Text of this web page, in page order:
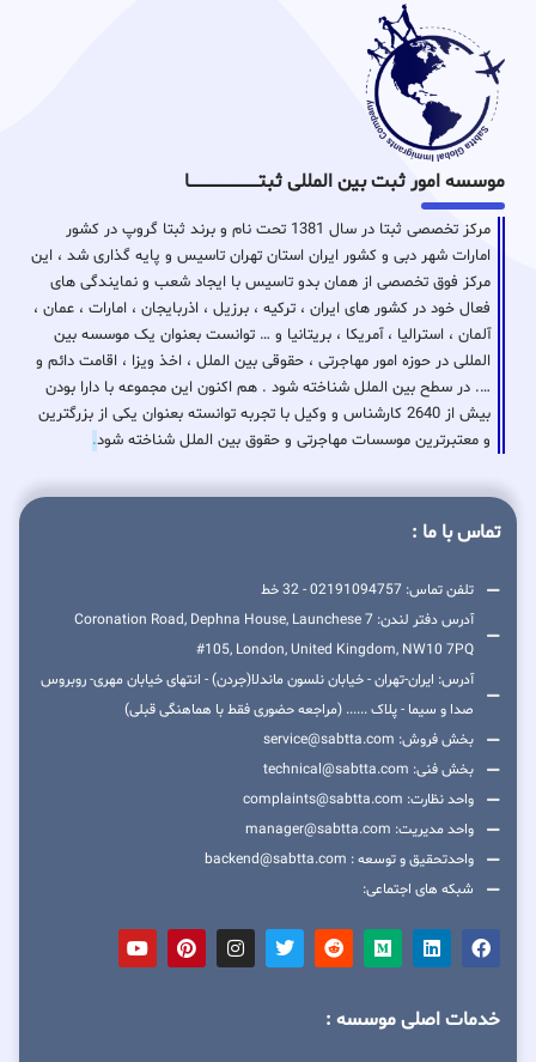
موسسه امور ثبت بین المللی ثبتـــــــــــــــــــــــــــــا
مرکز تخصصی ثبتا در سال 1381 تحت نام و برند ثبتا گروپ در کشور
امارات شهر دبی و کشور ایران استان تهران تاسیس و پایه گذاری شد ، این
مرکز فوق تخصصی از همان بدو تاسیس با ایجاد شعب و نمایندگی های
فعال خود در کشور های ایران ، ترکیه ، برزیل ، اذربایجان ، امارات ، عمان ،
آلمان ، استرالیا ، آمریکا ، بریتانیا و … توانست بعنوان یک موسسه بین
المللی در حوزه امور مهاجرتی ، حقوقی بین الملل ، اخذ ویزا ، اقامت دائم و
…. در سطح بین الملل شناخته شود . هم اکنون این مجموعه با دارا بودن
بیش از 2640 کارشناس و وکیل با تجربه توانسته بعنوان یکی از بزرگترین
و معتبرترین موسسات مهاجرتی و حقوق بین الملل شناخته شود.
تماس با ما :
تلفن تماس: 02191094757 - 32 خط
آدرس دفتر لندن: 7 Coronation Road, Dephna House, Launchese
#105, London, United Kingdom, NW10 7PQ
آدرس: ایران-تهران - خیابان نلسون ماندلا(جردن) - انتهای خیابان مهری- روبروس
صدا و سیما - پلاک ...... (مراجعه حضوری فقط با هماهنگی قبلی)
بخش فروش: service@sabtta.com
بخش فنی: technical@sabtta.com
واحد نظارت: complaints@sabtta.com
واحد مدیریت: manager@sabtta.com
واحدتحقیق و توسعه : backend@sabtta.com
شبکه های اجتماعی:
خدمات اصلی موسسه :